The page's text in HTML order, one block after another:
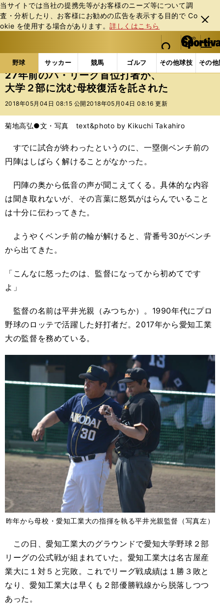
当サイトでは当社の提携先等がお客様のニーズ等について調
査・分析したり、お客様にお勧めの広告を表⽰する⽬的で Co
okie を使⽤する場合があります。詳しくはこちら
閉じ
る
web Sportiva (webスポルティーバ)
検索
マイペ
ー
ジ
メニュ
野球 サッカー 競馬 ゴルフ その他球技 その
b
ス
ポ
ル
バ
野球の記事一覧 高校野球他 27年前のパ・リーグ首
27年前のパ・リーグ首位打者が、
大学２部に沈む母校復活を託された
2018年05月04日 08:15 公開 2018年05月04日 08:16 更新
菊地高弘●文・写真 text&photo by Kikuchi Takahiro
すでに試合が終わったというのに、一塁側ベンチ前の
円陣はしばらく解けることがなかった。
円陣の奥から低音の声が聞こえてくる。具体的な内容
は聞き取れないが、その言葉に怒気がはらんでいること
は十分に伝わってきた。
ようやくベンチ前の輪が解けると、背番号30がベンチ
から出てきた。
「こんなに怒ったのは、監督になってから初めてです
よ」
監督の名前は平井光親（みつちか）。 1990年代にプロ
野球の ロッテで活躍した好打者だ。 2017年から愛知工業
大の監督を務めている。
昨年から母校・愛知工業大の指揮を執る平井光親監督（写真左）
この日、愛知工業大のグラウンドで愛知大学野球２部
リーグの公式戦が組まれていた。愛知工業大は名古屋産
業大に１対５と完敗。これでリーグ戦成績は１勝３敗と
なり、愛知工業大は早くも２部優勝戦線から脱落しつつ
あった。